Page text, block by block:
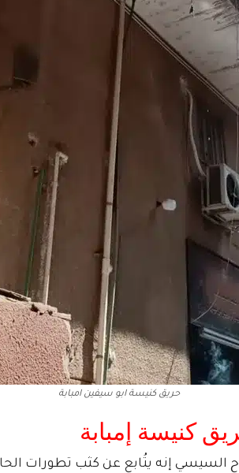
حريق كنيسة ابو سيفين امبابة
كنيسة إمبابة
السيسي إنه يتُابع عن كثب تطورات